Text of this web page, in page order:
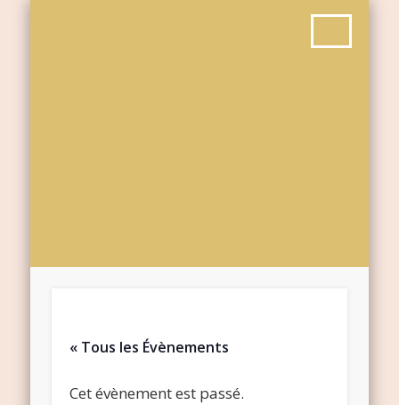
« Tous les Évènements
Cet évènement est passé.